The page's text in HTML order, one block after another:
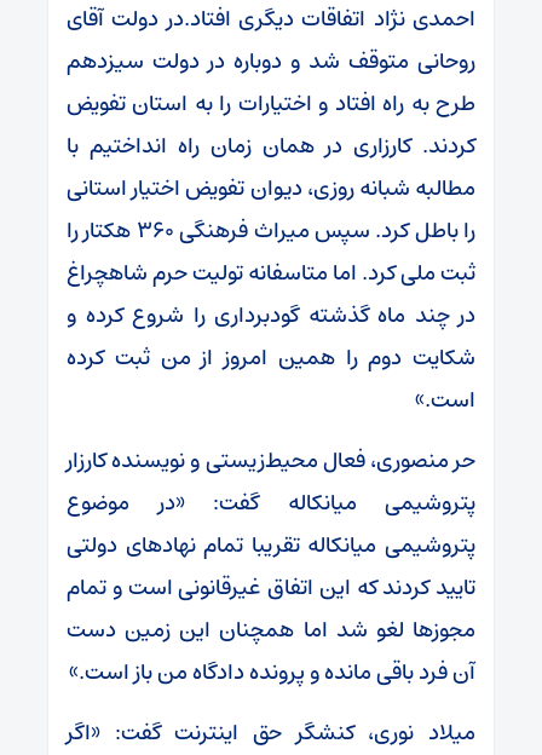
احمدی نژاد اتفاقات دیگری افتاد.در دولت آقای
روحانی متوقف شد و دوباره در دولت سیزدهم
طرح به راه افتاد و اختیارات را به استان تفویض
کردند. کارزاری در همان زمان راه انداختیم با
مطالبه شبانه روزی، دیوان تفویض اختیار استانی
را باطل کرد. سپس میراث فرهنگی ۳۶۰ هکتار را
ثبت ملی کرد. اما متاسفانه تولیت حرم شاهچراغ
در چند ماه گذشته گودبرداری را شروع کرده و
شکایت دوم را همین امروز از من ثبت کرده
است.»
حر منصوری، فعال محیط‌زیستی و نویسنده کارزار
پتروشیمی میانکاله گفت: «در موضوع
پتروشیمی میانکاله تقریبا تمام نهادهای دولتی
تایید کردند که این اتفاق غیرقانونی است و تمام
مجوزها لغو شد اما همچنان این زمین دست
آن فرد باقی مانده و پرونده دادگاه من باز است.»
میلاد نوری، کنشگر حق اینترنت گفت: «اگر